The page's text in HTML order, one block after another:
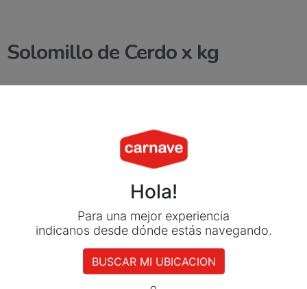
Solomillo de Cerdo x kg
Agregar al carrito
Método de Pago